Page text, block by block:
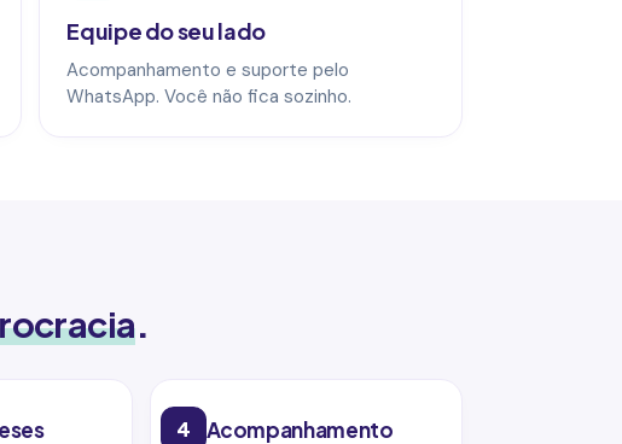
Equipe do seu lado
Acompanhamento e suporte pelo
WhatsApp. Você não fica sozinho.
.
4 Acompanhamento